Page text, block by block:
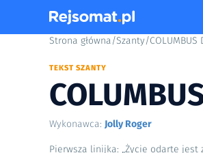
Strona główna/Szanty/COLUMBUS
TEKST SZANTY
Wykonawca: Jolly Roger
Pierwsza linijka: „Życie odarte jest